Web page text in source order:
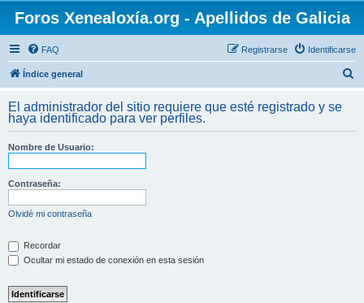
Foros Xenealoxía.org - Apellidos de Galicia
FAQ Identificarse
Registrarse
Índice general
c
El administrador del sitio requiere que esté registrado y se
haya identificado para ver perfiles.
Nombre de Usuario:
Contraseña:
Olvidé mi contraseña
Recordar
Ocultar mi estado de conexión en esta sesión